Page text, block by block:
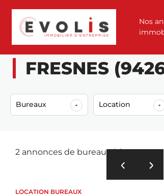
Nos
FRESNES
Bureaux Location
2 annonces de bureaux à louer
LOCATION BUREAUX